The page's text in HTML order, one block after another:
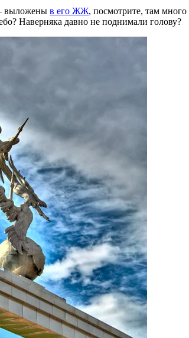
выложены в его ЖЖ, посмотрите, там
Наверняка давно не поднимали голову?